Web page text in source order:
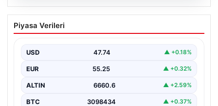
AKP’li isimden skandal sözler! Barınma
sorunundan gençleri sorumlu tuttu
Sorunu ve Gençlerin Sorumluluğu Üzerine Tartışmalar”,
“content”:…
Piyasa Verileri
USD 47.74 ▲ +0.18%
EUR 55.25 ▲ +0.32%
ALTIN 6660.6 ▲ +2.59%
BTC 3098434 ▲ +0.37%